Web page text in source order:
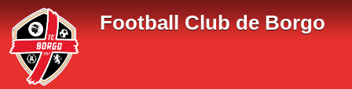
Football Club de Borgo
Panneau de gestion des cookies